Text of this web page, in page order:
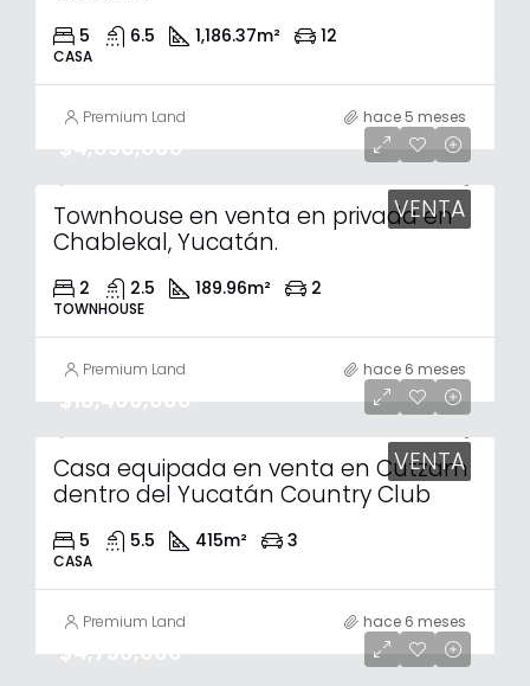
5 6.5 1,186.37m² 12
CASA
Premium Land hace 5 meses
VENTA
$4,090,000
Townhouse en venta en privada en
Chablekal, Yucatán.
2 2.5 189.96m² 2
TOWNHOUSE
Premium Land hace 6 meses
VENTA
$18,400,000
Casa equipada en venta en Cutzam
dentro del Yucatán Country Club
5 5.5 415m² 3
CASA
Premium Land hace 6 meses
$4,730,000